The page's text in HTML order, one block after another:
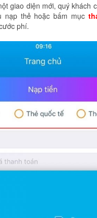
giao diện mới, quý khách
nạp thẻ hoặc bấm mục
phí.